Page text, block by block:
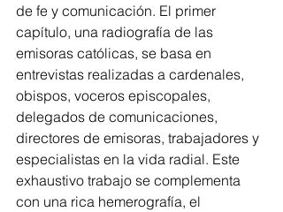
de fe y comunicación. El primer
capítulo, una radiografía de las
emisoras católicas, se basa en
entrevistas realizadas a cardenales,
obispos, voceros episcopales,
delegados de comunicaciones,
directores de emisoras, trabajadores y
especialistas en la vida radial. Este
exhaustivo trabajo se complementa
con una rica hemerografía, el